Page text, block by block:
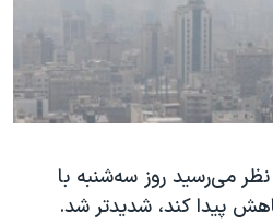
می‌رسید روز سه‌شنبه با
پیدا کند، شدیدتر شد.